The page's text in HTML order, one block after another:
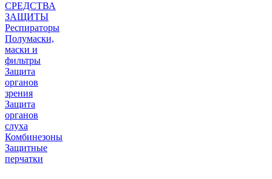
СРЕДСТВА
ЗАЩИТЫ
Респираторы
Полумаски,
маски и
фильтры
Защита
органов
зрения
Защита
органов
слуха
Комбинезоны
Защитные
перчатки